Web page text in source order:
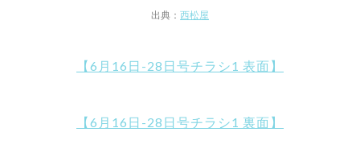
出典： 西松屋
【6月16日-28日号チラシ1 表面】
【6月16日-28日号チラシ1 裏面】